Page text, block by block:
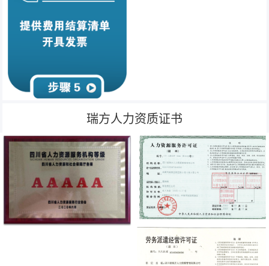
瑞方人力资质证书